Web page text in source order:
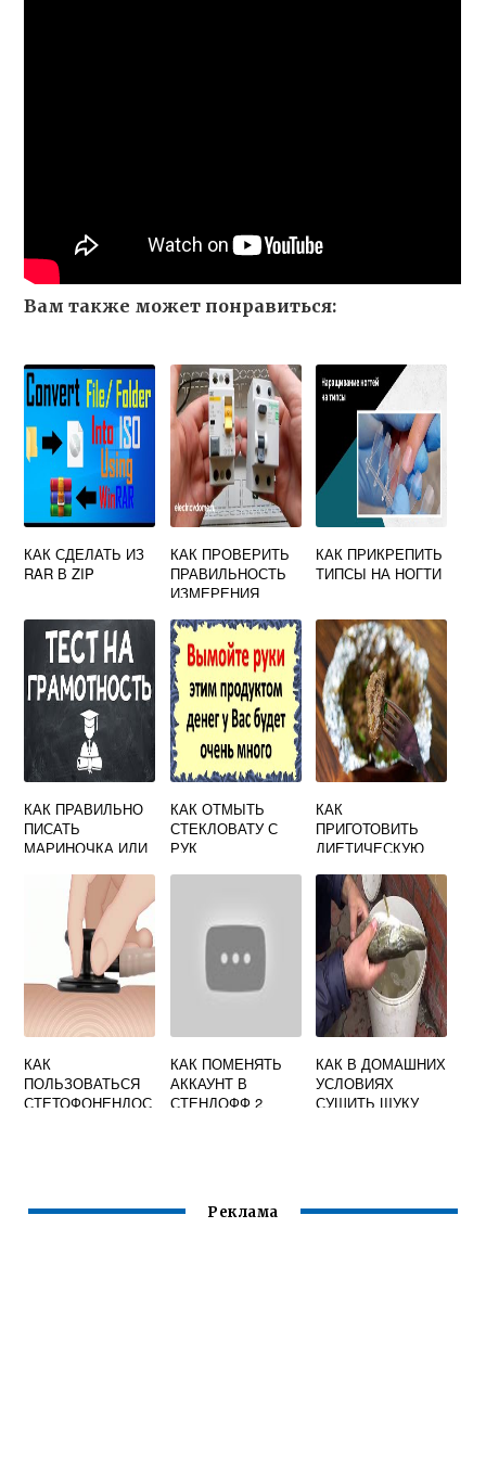
Вам также может понравиться:
КАК СДЕЛАТЬ ИЗ
RAR В ZIP
КАК ПРОВЕРИТЬ
ПРАВИЛЬНОСТЬ
ИЗМЕРЕНИЯ
НАПРЯЖЕНИЯ
ЦЕПИ
ИСПОЛЬЗУЯ
ЗАКОНЫ
ЭЛЕКТРОТЕХНИК
И
КАК ПРИКРЕПИТЬ
ТИПСЫ НА НОГТИ
КАК ПРАВИЛЬНО
ПИСАТЬ
МАРИНОЧКА ИЛИ
КАК ОТМЫТЬ
СТЕКЛОВАТУ С
РУК
КАК
ПРИГОТОВИТЬ
ДИЕТИЧЕСКУЮ
ГОВЯЖЬЮ
КАК
ПОЛЬЗОВАТЬСЯ
СТЕТОФОНЕНДОС
КАК ПОМЕНЯТЬ
АККАУНТ В
СТЕНДОФФ 2
КАК В ДОМАШНИХ
УСЛОВИЯХ
СУШИТЬ ЩУКУ
Реклама